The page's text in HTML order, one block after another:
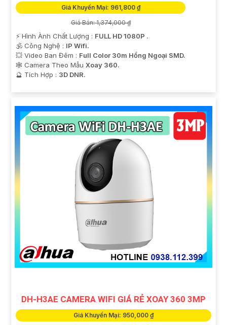
Giá Khuyến Mại: 961,800 ₫
Giá Bán: 1,374,000 ₫
️⚡ Hình Ành Chất Lượng : FULL HD 1080P .
🕉️ Công Nghệ : IP Wifi.
💥 Video Ban Đêm : Full Color 30m Hồng Ngoại SMD.
🕸️ Camera Theo Mẫu Xoay 360.
️🔮 Tích Hợp : 3D DNR.
DH-H3AE CAMERA WIFI GIÁ RẺ XOAY 360 3MP
Giá Khuyến Mại: 950,000 ₫